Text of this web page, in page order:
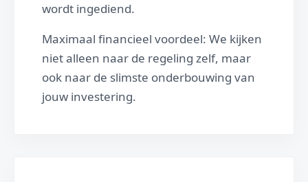
wordt ingediend.
Maximaal financieel voordeel: We kijken
niet alleen naar de regeling zelf, maar
ook naar de slimste onderbouwing van
jouw investering.